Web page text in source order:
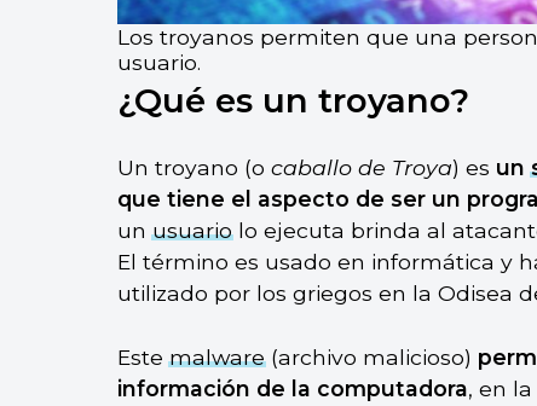
Los troyanos permiten que una
usuario.
¿Qué es un troyano?
Un troyano (o caballo de Troya) es un
que tiene el aspecto de ser un
unusuariolo ejecuta brinda al
El término es usado en informática y
utilizado por los griegos en la Odisea
Estemalware(archivo malicioso)
información de la computadora, en